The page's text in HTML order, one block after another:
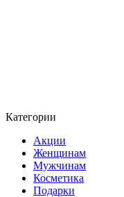
Категории
Акции
Женщинам
Мужчинам
Косметика
Подарки